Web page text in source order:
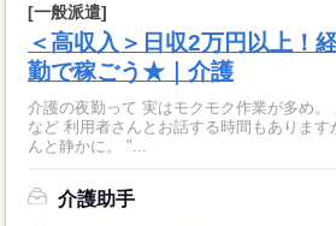
[一般派遣]
＜高収入＞日収2万円以上！
勤で稼ごう★｜介護
介護の夜勤って 実はモクモク作業が多め。 夕食や着替えのお手伝い
など 利用者さんとお話する時間もあります
んと静かに。 "...
介護助手